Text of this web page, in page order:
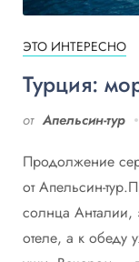
ЭТО ИНТЕРЕСНО
Турция:
от Апельсин-тур
Продолжение
от Апельсин-
солнца Анталии,
отеле, а к обеду